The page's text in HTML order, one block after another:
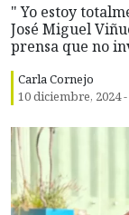
" Yo estoy
José Miguel
prensa que no
Carla Cornejo
10 diciembre, 2024